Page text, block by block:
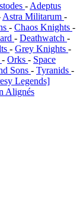
-Adeptus
Astra Militarum -
- Chaos Knights -
- Deathwatch -
- Grey Knights -
- Orks - Space
Sons - Tyranids -
Legends]
Alignés